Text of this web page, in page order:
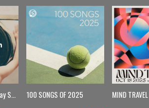
【月曜更新】Monday Spin 100 SONGS OF 2025 MIND TRAVEL